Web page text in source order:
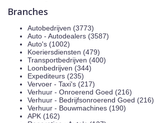
Branches
Autobedrijven (3773)
Auto - Autodealers (3587)
Auto's (1002)
Koeriersdiensten (479)
Transportbedrijven (400)
Loonbedrijven (344)
Expediteurs (235)
Vervoer - Taxi's (217)
Verhuur - Onroerend Goed (216)
Verhuur - Bedrijfsonroerend Goed (216)
Verhuur - Bouwmachines (190)
APK (162)